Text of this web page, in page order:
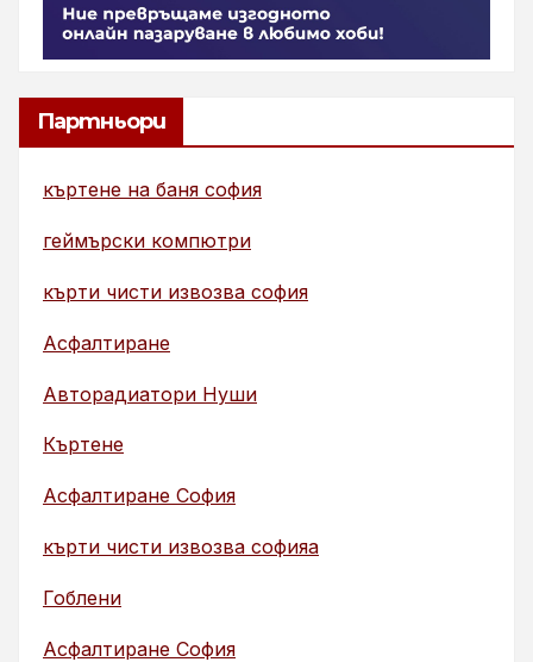
Партньори
къртене на баня софия
геймърски компютри
кърти чисти извозва софия
Асфалтиране
Авторадиатори Нуши
Къртене
Асфалтиране София
кърти чисти извозва софияа
Гоблени
Асфалтиране София